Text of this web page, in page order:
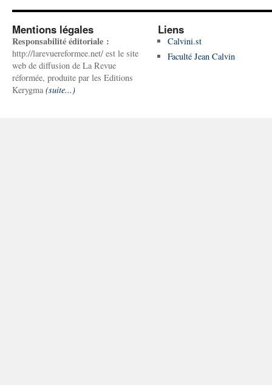
Mentions légales
Responsabilité éditoriale :
http://larevuereformee.net/ est le site
web de diffusion de La Revue
réformée, produite par les Editions
Kerygma (suite...)
Liens
Calvini.st
Faculté Jean Calvin